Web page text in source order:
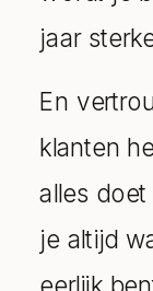
jaar
En
klanten
alles
je altijd